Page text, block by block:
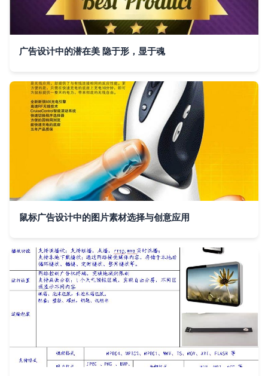
广告设计中的潜在美 隐于形，显于魂
鼠标广告设计中的图片素材选择与创意应用